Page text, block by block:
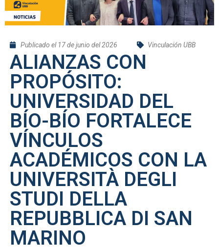
Publicado el17 de junio del 2026 Vinculación UBB
ALIANZAS CON
PROPÓSITO:
UNIVERSIDAD DEL
BÍO-BÍO FORTALECE
VÍNCULOS
ACADÉMICOS CON LA
UNIVERSITÀ DEGLI
STUDI DELLA
REPUBBLICA DI SAN
MARINO